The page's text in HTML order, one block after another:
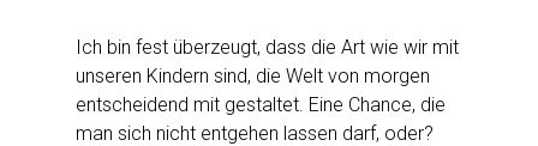
Ich bin fest überzeugt, dass die Art wie wir mit
unseren Kindern sind, die Welt von morgen
entscheidend mit gestaltet. Eine Chance, die
man sich nicht entgehen lassen darf, oder?